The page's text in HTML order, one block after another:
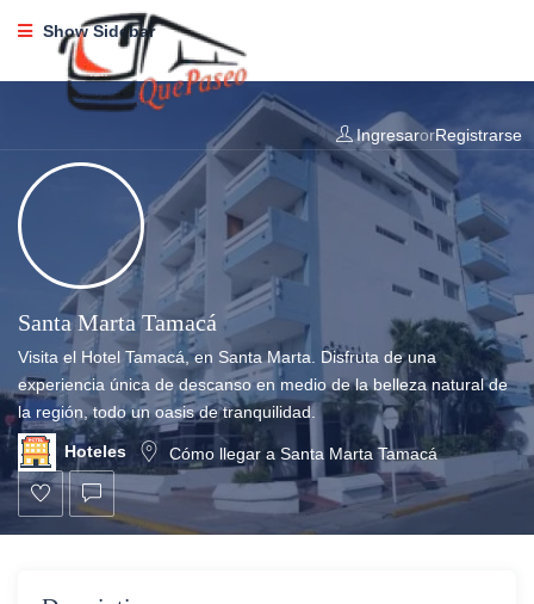
IngresarorRegistrarse
Show Sidebar
Santa Marta Tamacá
Visita el Hotel Tamacá, en Santa Marta. Disfruta de una
experiencia única de descanso en medio de la belleza natural de
la región, todo un oasis de tranquilidad.
Hoteles Cómo llegar a Santa Marta Tamacá